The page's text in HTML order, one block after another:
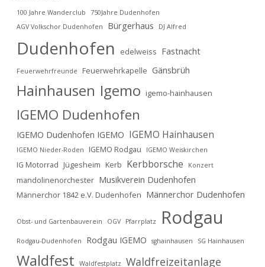
100 Jahre Wanderclub
750Jahre Dudenhofen
AGV Volkschor Dudenhofen
Bürgerhaus DJ Alfred
Dudenhofen edelweiss Fastnacht
Feuerwehrfreunde Feuerwehrkapelle Gänsbrüh
Hainhausen Igemo igemo-hainhausen
IGEMO Dudenhofen
IGEMO Dudenhofen IGEMO IGEMO Hainhausen
IGEMO Nieder-Roden IGEMO Rodgau IGEMO Weiskirchen
IG Motorrad Jügesheim Kerb Kerbborsche Konzert
mandolinenorchester Musikverein Dudenhofen
Männerchor 1842 e.V. Dudenhofen Männerchor Dudenhofen
Obst- und Gartenbauverein OGV Pfarrplatz Rodgau
Rodgau-Dudenhofen Rodgau IGEMO sghainhausen SG Hainhausen
Waldfest Waldfestplatz Waldfreizeitanlage